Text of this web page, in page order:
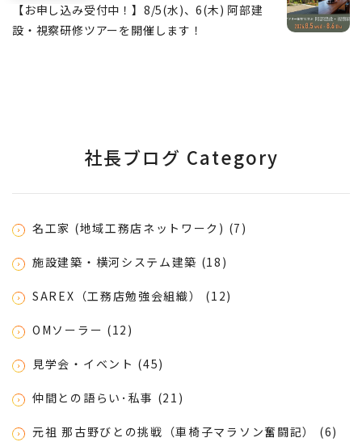
【お申し込み受付中！】8/5(水)、6(木) 阿部建
設・視察研修ツアーを開催します！
社長ブログ Category
名工家 (地域工務店ネットワーク) (7)
施設建築・横河システム建築 (18)
SAREX（工務店勉強会組織） (12)
OMソーラー (12)
見学会・イベント (45)
仲間との語らい･私事 (21)
元祖 那古野びとの挑戦（車椅子マラソン奮闘記） (6)